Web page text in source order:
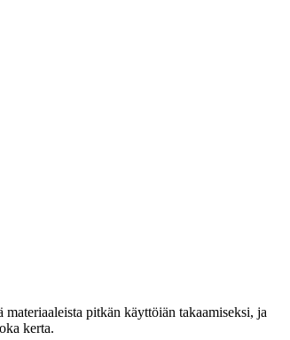
pitkän käyttöiän takaamiseksi, ja
kerta.